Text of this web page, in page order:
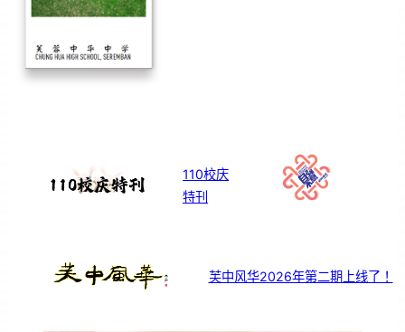
110校庆
特刊
芙中风华2026年第二期上线了！